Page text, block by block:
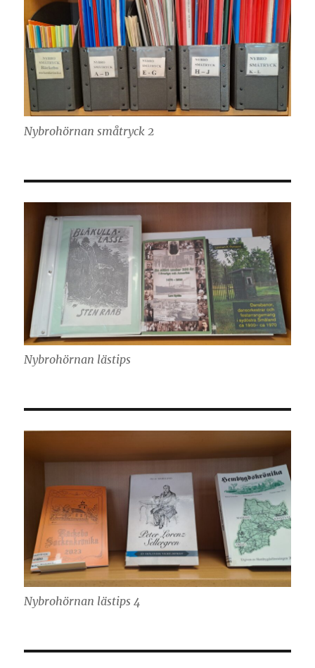
Nybrohörnan småtryck 2
Nybrohörnan lästips
Nybrohörnan lästips 4